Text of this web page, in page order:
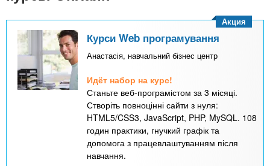
o Курси Web програмування
Анастасія, навчальний бізнес центр
Идёт набор на курс!
Станьте веб-програмістом за 3 місяці.
Створіть повноцінні сайти з нуля:
HTML5/CSS3, JavaScript, PHP, MySQL. 108
годин практики, гнучкий графік та
допомога з працевлаштуванням після
навчання.
Акция